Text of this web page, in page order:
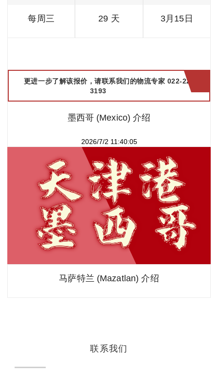
每周三 29 天 3月15日
更进一步了解该报价，请联系我们的物流专家 022-2299
3193
墨西哥 (Mexico) 介绍
2026/7/2 11:40:05
马萨特兰 (Mazatlan) 介绍
联系我们